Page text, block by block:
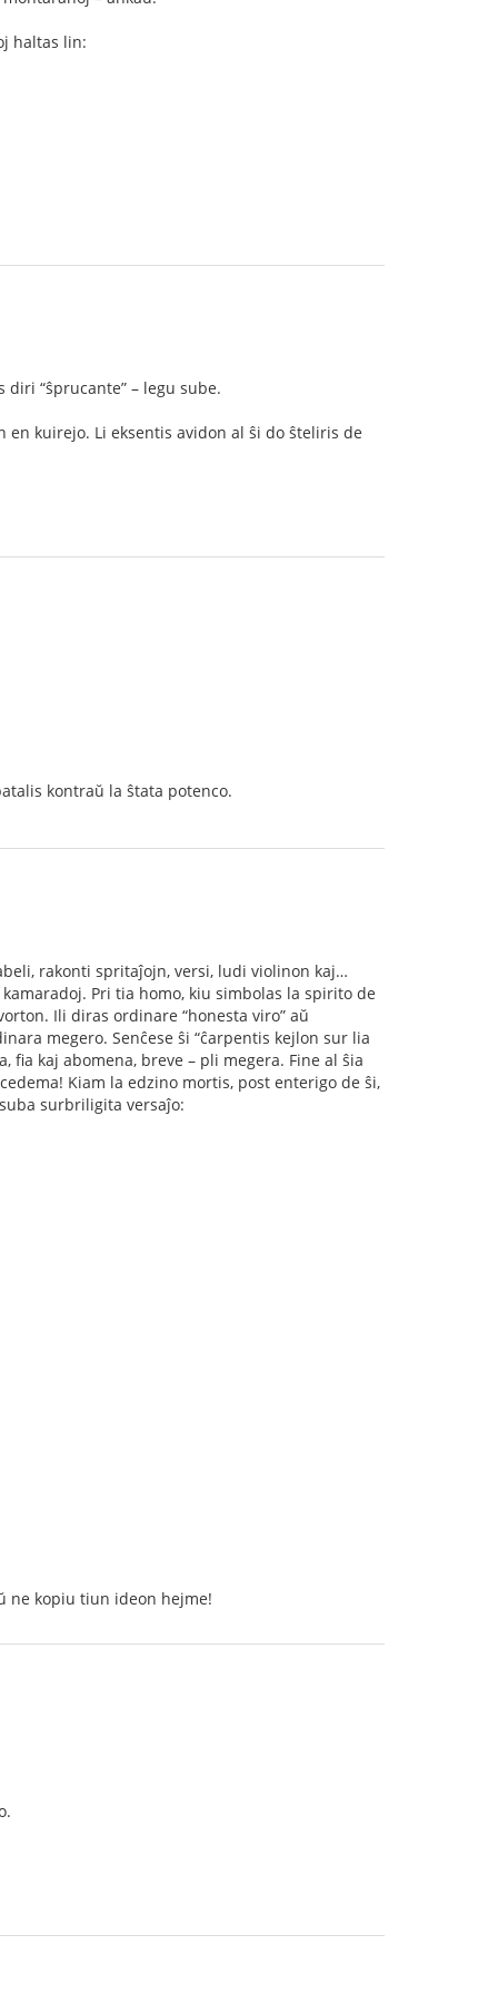
haltas lin:
diri “ŝprucante” – legu sube.
kuirejo. Li eksentis avidon al ŝi do ŝteliris de
kontraŭ la ŝtata potenco.
rakonti spritaĵojn, versi, ludi violinon kaj…
Pri tia homo, kiu simbolas la spirito de
Ili diras ordinare “honesta viro” aŭ
megero. Senĉese ŝi “ĉarpentis kejlon sur lia
fia kaj abomena, breve – pli megera. Fine al ŝia
Kiam la edzino mortis, post enterigo de ŝi,
surbriligita versaĵo:
ne kopiu tiun ideon hejme!